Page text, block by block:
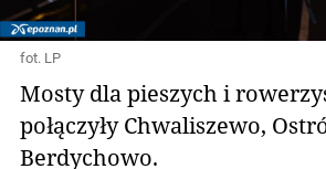
fot. LP
Mosty dla pieszych i
połączyły Chwaliszewo,
Berdychowo.